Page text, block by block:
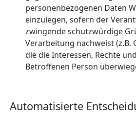
personenbezogenen Daten
einzulegen, sofern der
zwingende schutzwürdige
Verarbeitung nachweist (z.B.
die die Interessen, Rechte
Betroffenen Person
Automatisierte